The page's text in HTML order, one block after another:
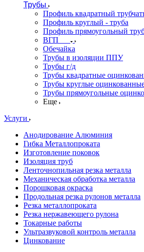
Трубы
Профиль квадратный
Профиль круглый - труба
Профиль прямоугольный
ВГП
Обечайка
Трубы в изоляции ППУ
Трубы г/д
Трубы квадратные
Трубы круглые
Трубы прямоугольные
Еще
Услуги
Анодирование Алюминия
Гибка Металлопроката
Изготовление поковок
Изоляция труб
Ленточнопильная резка металла
Механическая обработка металла
Порошковая окраска
Продольная резка рулонов металла
Резка металлопроката
Резка нержавеющего рулона
Токарные работы
Ультразвуковой контроль металла
Цинкование